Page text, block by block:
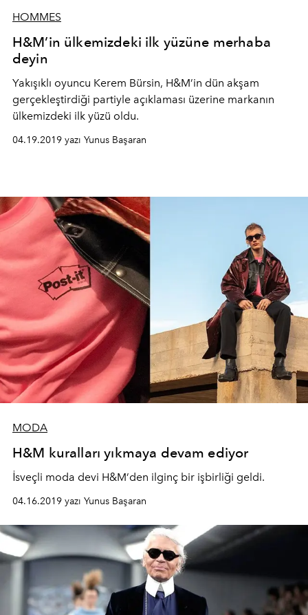
HOMMES
H&M’in ülkemizdeki ilk yüzüne merhaba
deyin
Yakışıklı oyuncu Kerem Bürsin, H&M’in dün akşam
gerçekleştirdiği partiyle açıklaması üzerine markanın
ülkemizdeki ilk yüzü oldu.
04.19.2019 yazı Yunus Başaran
MODA
H&M kuralları yıkmaya devam ediyor
İsveçli moda devi H&M’den ilginç bir işbirliği geldi.
04.16.2019 yazı Yunus Başaran